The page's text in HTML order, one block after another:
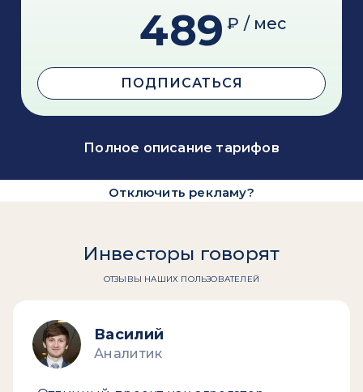
489 ₽ / мес
ПОДПИСАТЬСЯ
Полное описание тарифов
Отключить рекламу?
Инвесторы говорят
ОТЗЫВЫ НАШИХ ПОЛЬЗОВАТЕЛЕЙ
Василий
Аналитик